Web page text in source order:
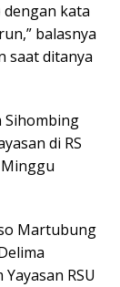
kata
balasnya
saat ditanya
Sihombing
di RS
Martubung
RSU